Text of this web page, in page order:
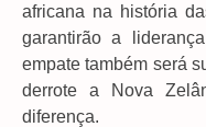
africana na história
garantirão a
empate também será
derrote a Nova
diferença.